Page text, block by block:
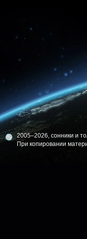
2005–2026, сонники и
При копировании